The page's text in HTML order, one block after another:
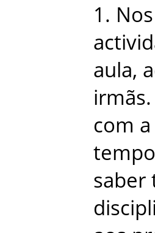
1 . Nos
aula,
irmãs.
com a
tempo
saber